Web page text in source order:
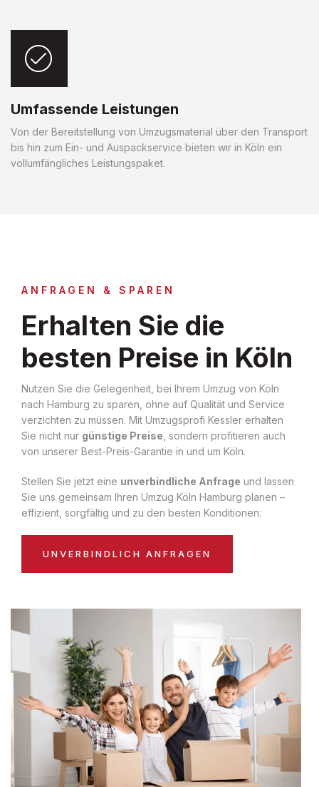
Umfassende Leistungen
Von der Bereitstellung von Umzugsmaterial über den Transport
bis hin zum Ein- und Auspackservice bieten wir in Köln ein
vollumfängliches Leistungspaket.
ANFRAGEN & SPAREN
Erhalten Sie die
besten Preise in Köln
Nutzen Sie die Gelegenheit, bei Ihrem Umzug von Köln
nach Hamburg zu sparen, ohne auf Qualität und Service
verzichten zu müssen. Mit Umzugsprofi Kessler erhalten
Sie nicht nur günstige Preise , sondern profitieren auch
von unserer Best-Preis-Garantie in und um Köln.
Stellen Sie jetzt eine unverbindliche Anfrage und lassen
Sie uns gemeinsam Ihren Umzug Köln Hamburg planen –
effizient, sorgfältig und zu den besten Konditionen:
UNVERBINDLICH ANFRAGEN